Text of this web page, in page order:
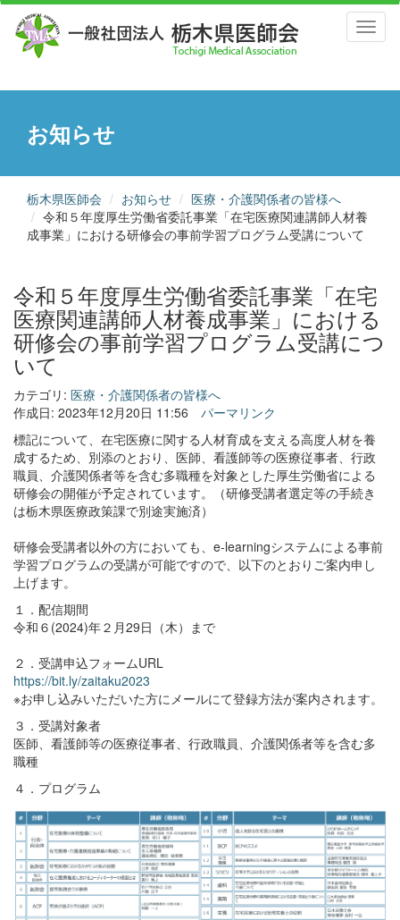
お知らせ
栃木県医師会 お知らせ
医療・介護関係者の皆様へ
令和５年度厚生労働省委託事業「在宅医療関連講師人材養
成事業」における研修会の事前学習プログラム受講について
令和５年度厚生労働省委託事業「在宅
医療関連講師人材養成事業」における
研修会の事前学習プログラム受講につ
いて
カテゴリ: 医療・介護関係者の皆様へ
作成日: 2023年12月20日 11:56
パーマリンク
標記について、在宅医療に関する人材育成を支える高度人材を養
成するため、別添のとおり、医師、看護師等の医療従事者、行政
職員、介護関係者等を含む多職種を対象とした厚生労働省による
研修会の開催が予定されています。（研修受講者選定等の手続き
は栃木県医療政策課で別途実施済）
研修会受講者以外の方においても、e-learningシステムによる事前
学習プログラムの受講が可能ですので、以下のとおりご案内申し
上げます。
１．配信期間
令和６(2024)年２月29日（木）まで
２．受講申込フォームURL
https://bit.ly/zaitaku2023
※お申し込みいただいた方にメールにて登録方法が案内されます。
３．受講対象者
医師、看護師等の医療従事者、行政職員、介護関係者等を含む多
職種
４．プログラム